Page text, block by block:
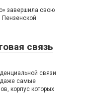
завершила свою
Пензенской
связь
связи
даже самые
корпус которых